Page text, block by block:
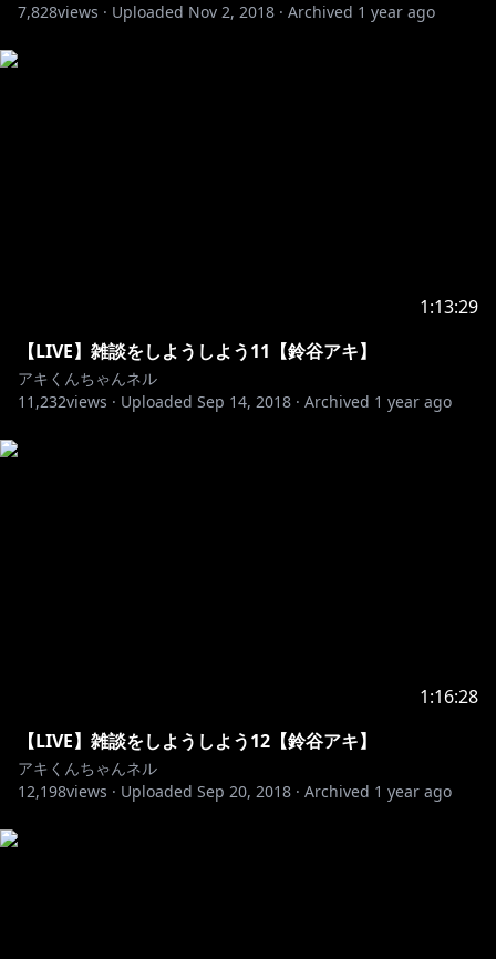
以下までよろしくお願いします。
〒106-0032
7,828views · Uploaded Nov 2, 2018 · Archived 1 year ago
1:13:29
【LIVE】雑談をしようしよう11【鈴谷アキ】
アキくんちゃんネル
11,232views · Uploaded Sep 14, 2018 · Archived 1 year ago
1:16:28
【LIVE】雑談をしようしよう12【鈴谷アキ】
アキくんちゃんネル
12,198views · Uploaded Sep 20, 2018 · Archived 1 year ago